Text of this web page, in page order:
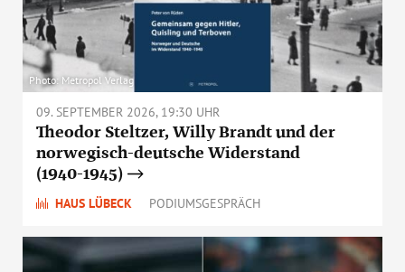
Photo: Metropol Verlag
09. SEPTEMBER 2026, 19:30 UHR
Theodor Steltzer, Willy Brandt und der
norwegisch-deutsche Widerstand
(1940-1945)
HAUS LÜBECK PODIUMSGESPRÄCH